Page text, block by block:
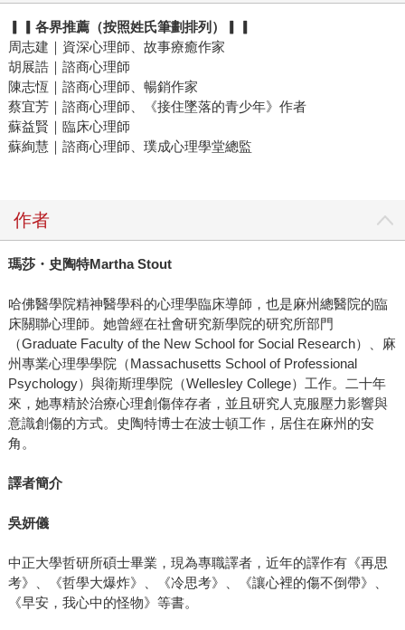
各界推薦（按照姓氏筆劃排列）▎▎
周志建｜資深心理師、故事療癒作家
胡展誥｜諮商心理師
陳志恆｜諮商心理師、暢銷作家
蔡宜芳｜諮商心理師、《接住墜落的青少年》作者
蘇益賢｜臨床心理師
蘇絢慧｜諮商心理師、璞成心理學堂總監
作者
瑪莎・史陶特Martha Stout
哈佛醫學院精神醫學科的心理學臨床導師，也是麻州總醫院的臨
床關聯心理師。她曾經在社會研究新學院的研究所部門
（Graduate Faculty of the New School for Social Research）、麻
州專業心理學學院（Massachusetts School of Professional
Psychology）與衛斯理學院（Wellesley College）工作。二十年
來，她專精於治療心理創傷倖存者，並且研究人克服壓力影響與
意識創傷的方式。史陶特博士在波士頓工作，居住在麻州的安
角。
譯者簡介
吳妍儀
中正大學哲研所碩士畢業，現為專職譯者，近年的譯作有《再思
考》、《哲學大爆炸》、《冷思考》、《讓心裡的傷不倒帶》、
《早安，我心中的怪物》等書。